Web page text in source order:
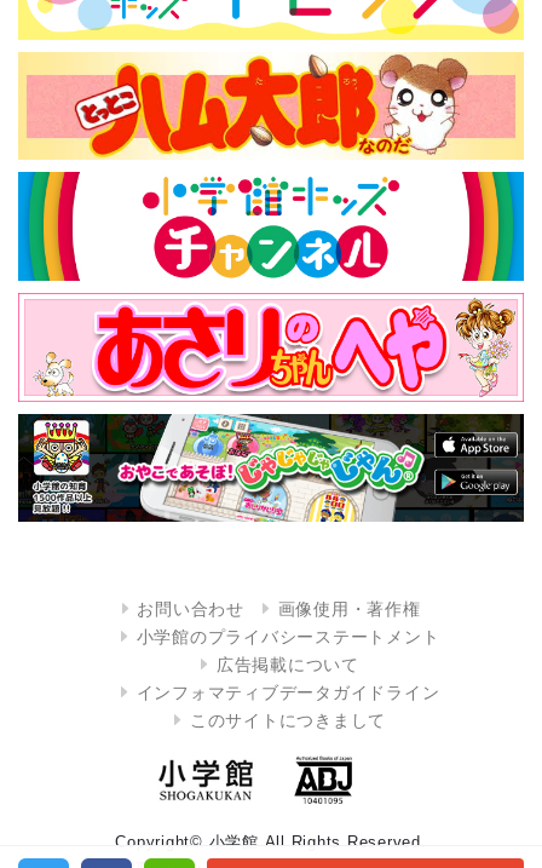
お問い合わせ
画像使用・著作権
小学館のプライバシーステートメント
広告掲載について
インフォマティブデータガイドライン
このサイトにつきまして
Copyright© 小学館 All Rights Reserved.